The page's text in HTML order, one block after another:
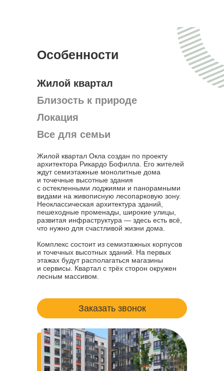
Особенности
Жилой квартал
Близость к природе
Локация
Все для семьи
Жилой квартал Окла создан по проекту
архитектора Рикардо Бофилла. Его жителей
ждут семиэтажные монолитные дома
и точечные высотные здания
с остекленными лоджиями и панорамными
видами на живописную лесопарковую зону.
Неоклассическая архитектура зданий,
пешеходные променады, широкие улицы,
развитая инфраструктура — здесь есть всё,
что нужно для счастливой жизни дома.
Комплекс состоит из семиэтажных корпусов
и точечных высотных зданий. На первых
этажах будут располагаться магазины
и сервисы. Квартал с трёх сторон окружен
лесным массивом.
Заказать звонок